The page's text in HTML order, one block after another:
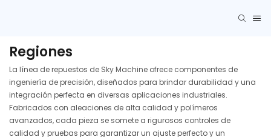
Regiones
La línea de repuestos de Sky Machine ofrece componentes de
ingeniería de precisión, diseñados para brindar durabilidad y una
integración perfecta en diversas aplicaciones industriales.
Fabricados con aleaciones de alta calidad y polímeros
avanzados, cada pieza se somete a rigurosos controles de
calidad y pruebas para garantizar un ajuste perfecto y un